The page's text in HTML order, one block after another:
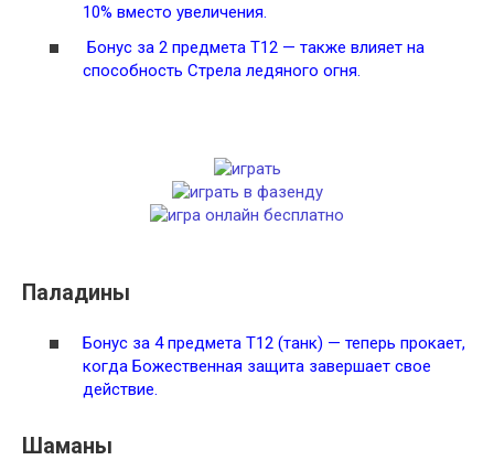
10% вместо увеличения.
Бонус за 2 предмета Т12 — также влияет на
способность Стрела ледяного огня
Паладины
Бонус за 4 предмета Т12 (танк) — теперь прокает,
когда Божественная защита завершает свое
действие.
Шаманы